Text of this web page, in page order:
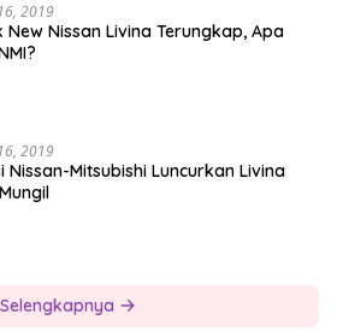
2019
New Nissan Livina Terungkap, Apa
2019
Nissan-Mitsubishi Luncurkan Livina
Selengkapnya